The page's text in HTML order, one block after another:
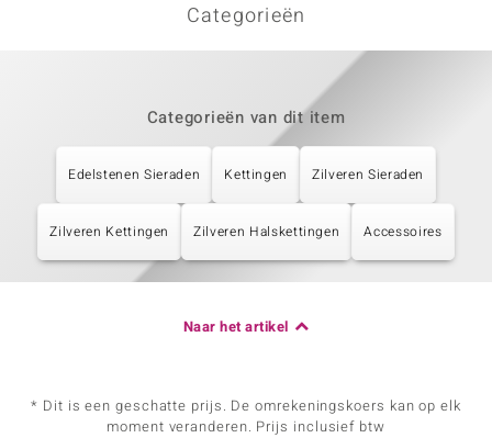
Categorieën
Categorieën van dit item
Edelstenen Sieraden Kettingen Zilveren Sieraden
Zilveren Kettingen Zilveren Halskettingen Accessoires
Naar het artikel
* Dit is een geschatte prijs. De omrekeningskoers kan op elk
moment veranderen. Prijs inclusief btw